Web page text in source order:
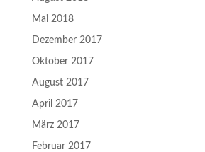
Mai 2018
Dezember 2017
Oktober 2017
August 2017
April 2017
März 2017
Februar 2017